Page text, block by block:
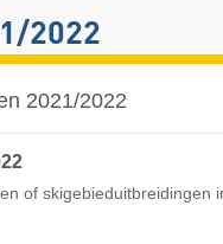
2022
2021/2022
of skigebieduitbreidingen